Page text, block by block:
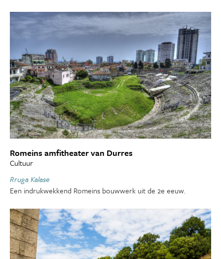
Romeins amfitheater van Durres
Cultuur
Rruga Kalase
Een indrukwekkend Romeins bouwwerk uit de 2e eeuw.